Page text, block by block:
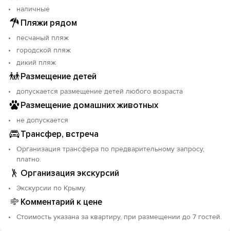
наличные
Пляжи рядом
песчаный пляж
городской пляж
дикий пляж
Размещение детей
допускается размещение детей любого возраста
Размещение домашних животных
не допускается
Трансфер, встреча
Организация трансфера по предварительному запросу,
платно.
Организация экскурсий
Экскурсии по Крыму.
Комментарий к цене
Стоимость указана за квартиру, при размещении до 7 гостей.